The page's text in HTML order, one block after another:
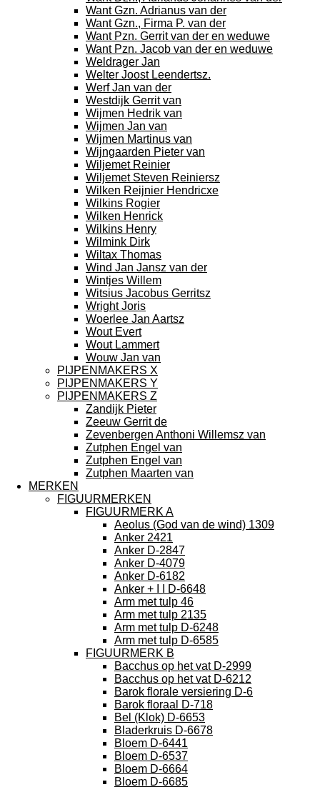
Want Gzn. Adrianus van der
Want Gzn., Firma P. van der
Want Pzn. Gerrit van der en weduwe
Want Pzn. Jacob van der en weduwe
Weldrager Jan
Welter Joost Leendertsz.
Werf Jan van der
Westdijk Gerrit van
Wijmen Hedrik van
Wijmen Jan van
Wijmen Martinus van
Wijngaarden Pieter van
Wiljemet Reinier
Wiljemet Steven Reiniersz
Wilken Reijnier Hendricxe
Wilkins Rogier
Wilken Henrick
Wilkins Henry
Wilmink Dirk
Wiltax Thomas
Wind Jan Jansz van der
Wintjes Willem
Witsius Jacobus Gerritsz
Wright Joris
Woerlee Jan Aartsz
Wout Evert
Wout Lammert
Wouw Jan van
PIJPENMAKERS X
PIJPENMAKERS Y
PIJPENMAKERS Z
Zandijk Pieter
Zeeuw Gerrit de
Zevenbergen Anthoni Willemsz van
Zutphen Engel van
Zutphen Engel van
Zutphen Maarten van
MERKEN
FIGUURMERKEN
FIGUURMERK A
Aeolus (God van de wind) 1309
Anker 2421
Anker D-2847
Anker D-4079
Anker D-6182
Anker + I I D-6648
Arm met tulp 46
Arm met tulp 2135
Arm met tulp D-6248
Arm met tulp D-6585
FIGUURMERK B
Bacchus op het vat D-2999
Bacchus op het vat D-6212
Barok florale versiering D-6
Barok floraal D-718
Bel (Klok) D-6653
Bladerkruis D-6678
Bloem D-6441
Bloem D-6537
Bloem D-6664
Bloem D-6685